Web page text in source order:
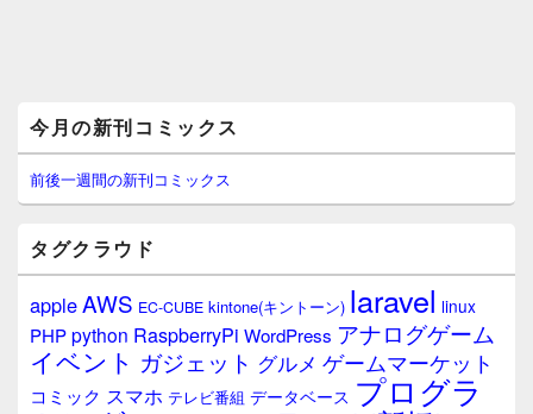
イ
ン
サ
イ
ウ
ィ
ジ
ェ
今月の新刊コミックス
前後一週間の新刊コミックス
タグクラウド
appleAWS EC-CUBE kintone(キントーン) laravel linux
PHPpython RaspberryPi WordPress アナログゲーム
イベント ガジェット グルメ ゲームマーケット
コミック スマホ テレビ番組 データベース プログラ